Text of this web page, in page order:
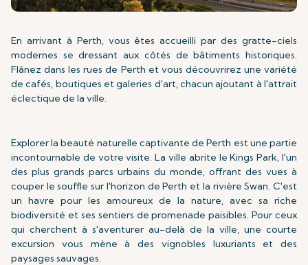
En arrivant à Perth, vous êtes accueilli par des gratte-ciels
modernes se dressant aux côtés de bâtiments historiques.
Flânez dans les rues de Perth et vous découvrirez une variété
de cafés, boutiques et galeries d'art, chacun ajoutant à l'attrait
éclectique de la ville.
Explorer la beauté naturelle captivante de Perth est une partie
incontournable de votre visite. La ville abrite le Kings Park, l'un
des plus grands parcs urbains du monde, offrant des vues à
couper le souffle sur l'horizon de Perth et la rivière Swan. C'est
un havre pour les amoureux de la nature, avec sa riche
biodiversité et ses sentiers de promenade paisibles. Pour ceux
qui cherchent à s'aventurer au-delà de la ville, une courte
excursion vous mène à des vignobles luxuriants et des
paysages sauvages.